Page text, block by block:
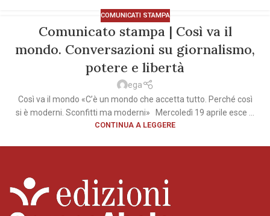
COMUNICATI STAMPA
Comunicato stampa | Così va il
mondo. Conversazioni su giornalismo,
potere e libertà
ega
Così va il mondo «C’è un mondo che accetta tutto. Perché così
si è moderni. Sconfitti ma moderni» Mercoledì 19 aprile esce ...
CONTINUA A LEGGERE